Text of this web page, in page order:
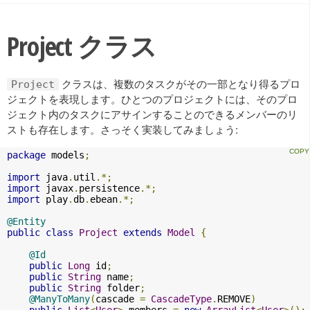
Project クラス
Project
クラスは、複数のタスクがその一部となり得るプロ
ジェクトを表現します。ひとつのプロジェクトには、そのプロ
ジェクト内のタスクにアサインすることのできるメンバーのリ
ストも存在します。さっそく実装してみましょう:
package models ;
import java. util .*;
import javax. persistence.*;
import play.db. ebean.*;
@Entity
public class Project extends Model
{
@Id
public Long id ;
public String name;
public String folder;
@ManyToMany(cascade = CascadeType. REMOVE)